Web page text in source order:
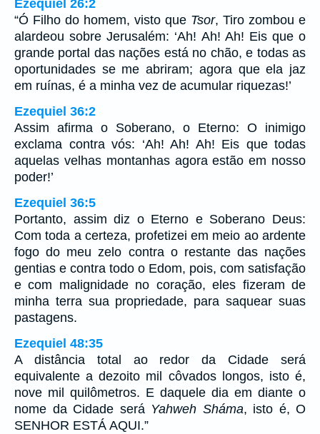
Ezequiel 26:2
“Ó Filho do homem, visto que Tsor, Tiro zombou e
alardeou sobre Jerusalém: ‘Ah! Ah! Ah! Eis que o
grande portal das nações está no chão, e todas as
oportunidades se me abriram; agora que ela jaz
em ruínas, é a minha vez de acumular riquezas!’
Ezequiel 36:2
Assim afirma o Soberano, o Eterno: O inimigo
exclama contra vós: ‘Ah! Ah! Ah! Eis que todas
aquelas velhas montanhas agora estão em nosso
poder!’
Ezequiel 36:5
Portanto, assim diz o Eterno e Soberano Deus:
Com toda a certeza, profetizei em meio ao ardente
fogo do meu zelo contra o restante das nações
gentias e contra todo o Edom, pois, com satisfação
e com malignidade no coração, eles fizeram de
minha terra sua propriedade, para saquear suas
pastagens.
Ezequiel 48:35
A distância total ao redor da Cidade será
equivalente a dezoito mil côvados longos, isto é,
nove mil quilômetros. E daquele dia em diante o
nome da Cidade será Yahweh Sháma, isto é, O
SENHOR ESTÁ AQUI.”